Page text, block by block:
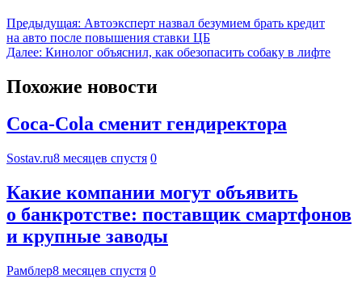
Предыдущая: Автоэксперт назвал безумием брать кредит
на авто после повышения ставки ЦБ
Далее: Кинолог объяснил, как обезопасить собаку в лифте
Похожие новости
Coca-Cola сменит гендиректора
Sostav.ru8 месяцев спустя 0
Какие компании могут объявить
о банкротстве: поставщик смартфонов
и крупные заводы
Рамблер8 месяцев спустя 0